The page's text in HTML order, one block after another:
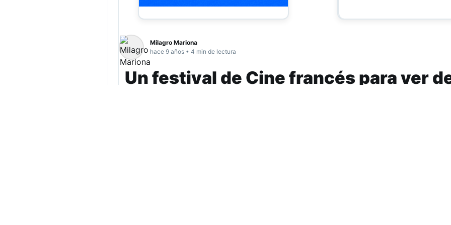
Milagro Mariona
hace 9 años • 4 min de lectura
Un festival de Cine francés para ver